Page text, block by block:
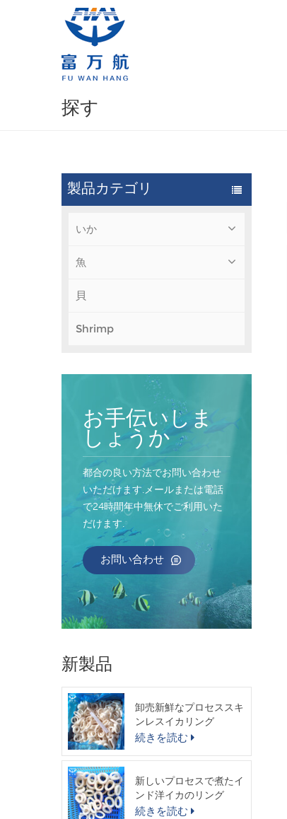
探す
製品カテゴリ
いか
魚
貝
Shrimp
お手伝いしま
しょうか
都合の良い方法でお問い合わせ
いただけます.メールまたは電話
で24時間年中無休でご利用いた
だけます.
お問い合わせ
新製品
卸売新鮮なプロセススキ
ンレスイカリング
続きを読む
新しいプロセスで煮たイ
ンド洋イカのリング
続きを読む